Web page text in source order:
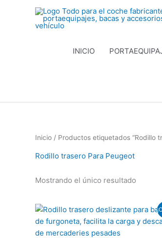
INICIO
Inicio / Productos etiquetados “Rodillo
Rodillo trasero Para Peugeot
Mostrando el único resultado
El
original
era:
El
actual
es: